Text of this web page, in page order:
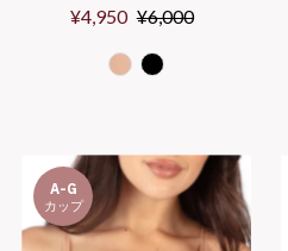
Sale
¥4,950 Regular
¥6,000
A-G
カップ